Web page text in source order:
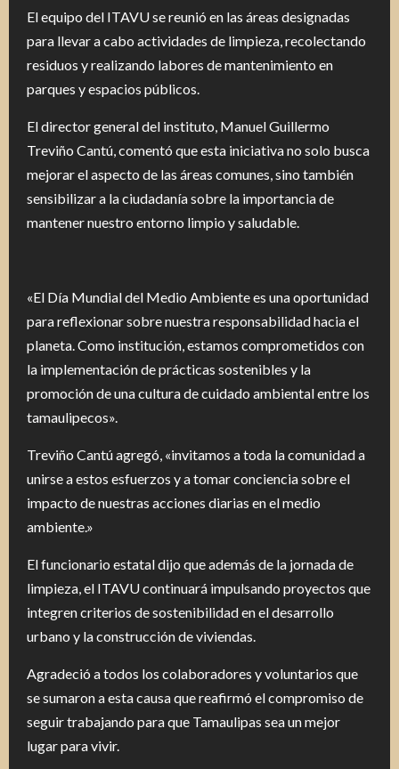
El equipo del ITAVU se reunió en las áreas designadas
para llevar a cabo actividades de limpieza, recolectando
residuos y realizando labores de mantenimiento en
parques y espacios públicos.
El director general del instituto, Manuel Guillermo
Treviño Cantú, comentó que esta iniciativa no solo busca
mejorar el aspecto de las áreas comunes, sino también
sensibilizar a la ciudadanía sobre la importancia de
mantener nuestro entorno limpio y saludable.
«El Día Mundial del Medio Ambiente es una oportunidad
para reflexionar sobre nuestra responsabilidad hacia el
planeta. Como institución, estamos comprometidos con
la implementación de prácticas sostenibles y la
promoción de una cultura de cuidado ambiental entre los
tamaulipecos».
Treviño Cantú agregó, «invitamos a toda la comunidad a
unirse a estos esfuerzos y a tomar conciencia sobre el
impacto de nuestras acciones diarias en el medio
ambiente.»
El funcionario estatal dijo que además de la jornada de
limpieza, el ITAVU continuará impulsando proyectos que
integren criterios de sostenibilidad en el desarrollo
urbano y la construcción de viviendas.
Agradeció a todos los colaboradores y voluntarios que
se sumaron a esta causa que reafirmó el compromiso de
seguir trabajando para que Tamaulipas sea un mejor
lugar para vivir.